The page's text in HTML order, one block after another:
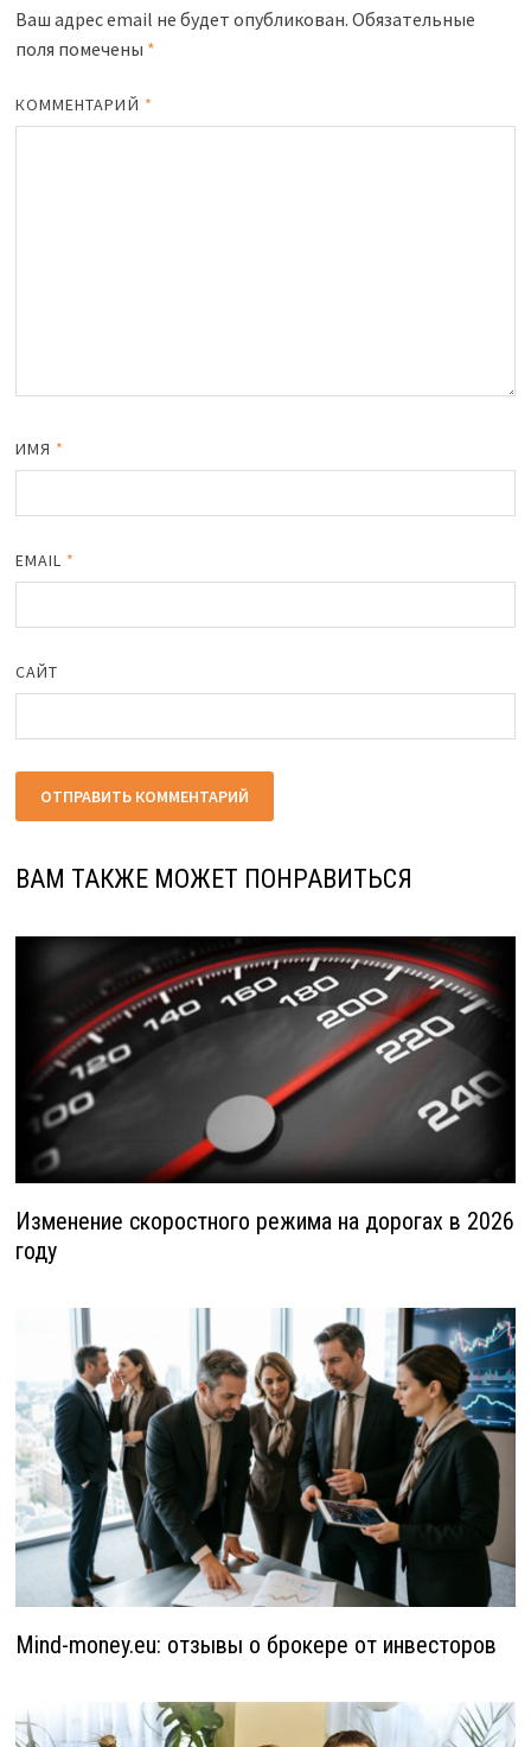
sn
и
Ваш адрес email не будет опубликован. Обязательные
поля помечены *
КОММЕНТАРИЙ *
ИМЯ *
EMAIL *
САЙТ
ВАМ ТАКЖЕ МОЖЕТ ПОНРАВИТЬСЯ
Изменение скоростного режима на дорогах в 2026
году
Mind-money.eu: отзывы о брокере от инвесторов